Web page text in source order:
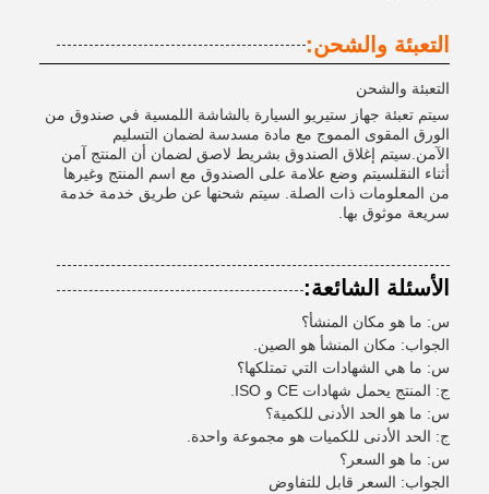
التعبئة والشحن:
التعبئة والشحن
سيتم تعبئة جهاز ستيريو السيارة بالشاشة اللمسية في صندوق من
الورق المقوى المموج مع مادة مسدسة لضمان التسليم
الآمن.سيتم إغلاق الصندوق بشريط لاصق لضمان أن المنتج آمن
أثناء النقلسيتم وضع علامة على الصندوق مع اسم المنتج وغيرها
من المعلومات ذات الصلة. سيتم شحنها عن طريق خدمة خدمة
سريعة موثوق بها.
الأسئلة الشائعة:
س: ما هو مكان المنشأ؟
الجواب: مكان المنشأ هو الصين.
س: ما هي الشهادات التي تمتلكها؟
ج: المنتج يحمل شهادات CE و ISO.
س: ما هو الحد الأدنى للكمية؟
ج: الحد الأدنى للكميات هو مجموعة واحدة.
س: ما هو السعر؟
الجواب: السعر قابل للتفاوض